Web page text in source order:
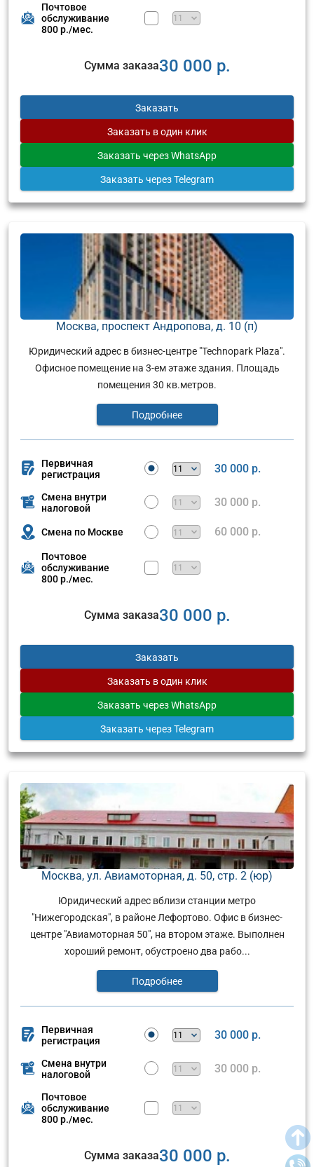
Почтовое
обслуживание
800 р./мес.
Сумма заказа30 000 р.
Заказать
Заказать в один клик
Заказать через WhatsApp
Заказать через Telegram
Москва, проспект Андропова, д. 10 (п)
Юридический адрес в бизнес-центре "Technopark Plaza".
Офисное помещение на 3-ем этаже здания. Площадь
помещения 30 кв.метров.
Подробнее
Первичная
регистрация
30 000 р.
Смена внутри
налоговой
30 000 р.
Смена по Москве 60 000 р.
Почтовое
обслуживание
800 р./мес.
Сумма заказа30 000 р.
Заказать
Заказать в один клик
Заказать через WhatsApp
Заказать через Telegram
Москва, ул. Авиамоторная, д. 50, стр. 2 (юр)
Юридический адрес вблизи станции метро
"Нижегородская", в районе Лефортово. Офис в бизнес-
центре "Авиамоторная 50", на втором этаже. Выполнен
хороший ремонт, обустроено два рабо...
Подробнее
Первичная
регистрация
30 000 р.
Смена внутри
налоговой
30 000 р.
Почтовое
обслуживание
800 р./мес.
Сумма заказа30 000 р.